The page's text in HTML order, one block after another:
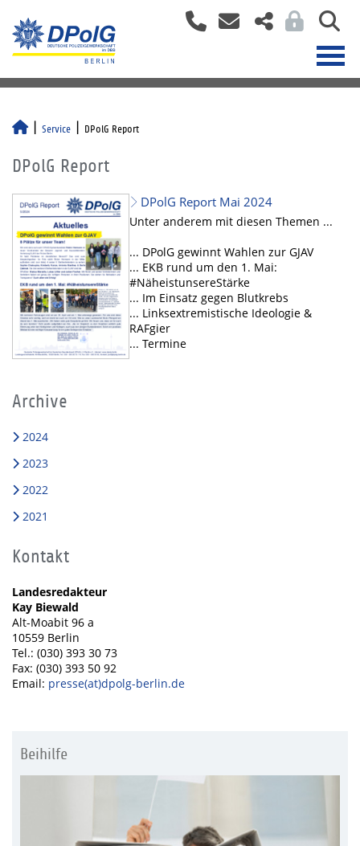
Service DPolG Report
DPolG Report
DPolG Report Mai 2024
Unter anderem mit diesen Themen ...
... DPolG gewinnt Wahlen zur GJAV
... EKB rund um den 1. Mai:
#NäheistunsereStärke
... Im Einsatz gegen Blutkrebs
... Linksextremistische Ideologie &
RAFgier
... Termine
Archive
2024
2023
2022
2021
Kontakt
Landesredakteur
Kay Biewald
Alt-Moabit 96 a
10559 Berlin
Tel.: (030) 393 30 73
Fax: (030) 393 50 92
Email: presse(at)dpolg-berlin.de
Beihilfe